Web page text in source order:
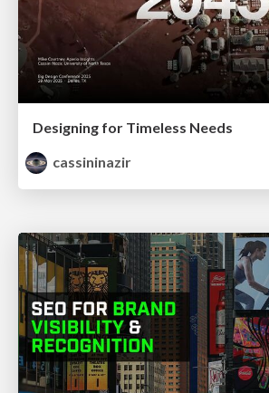
Designing for Timeless Needs
cassininazir